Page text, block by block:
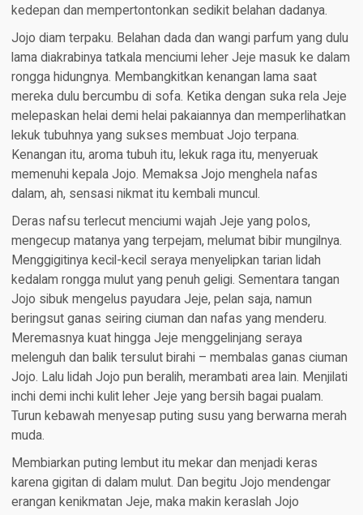
kedepan dan mempertontonkan sedikit belahan dadanya.
Jojo diam terpaku. Belahan dada dan wangi parfum yang dulu
lama diakrabinya tatkala menciumi leher Jeje masuk ke dalam
rongga hidungnya. Membangkitkan kenangan lama saat
mereka dulu bercumbu di sofa. Ketika dengan suka rela Jeje
melepaskan helai demi helai pakaiannya dan memperlihatkan
lekuk tubuhnya yang sukses membuat Jojo terpana.
Kenangan itu, aroma tubuh itu, lekuk raga itu, menyeruak
memenuhi kepala Jojo. Memaksa Jojo menghela nafas
dalam, ah, sensasi nikmat itu kembali muncul.
Deras nafsu terlecut menciumi wajah Jeje yang polos,
mengecup matanya yang terpejam, melumat bibir mungilnya.
Menggigitinya kecil-kecil seraya menyelipkan tarian lidah
kedalam rongga mulut yang penuh geligi. Sementara tangan
Jojo sibuk mengelus payudara Jeje, pelan saja, namun
beringsut ganas seiring ciuman dan nafas yang menderu.
Meremasnya kuat hingga Jeje menggelinjang seraya
melenguh dan balik tersulut birahi – membalas ganas ciuman
Jojo. Lalu lidah Jojo pun beralih, merambati area lain. Menjilati
inchi demi inchi kulit leher Jeje yang bersih bagai pualam.
Turun kebawah menyesap puting susu yang berwarna merah
muda.
Membiarkan puting lembut itu mekar dan menjadi keras
karena gigitan di dalam mulut. Dan begitu Jojo mendengar
erangan kenikmatan Jeje, maka makin keraslah Jojo